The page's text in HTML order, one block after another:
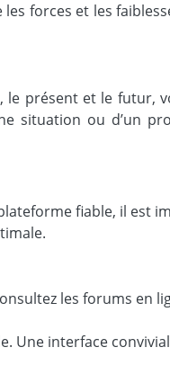
forces et les
présent et le futur,
situation ou d’un
fiable, il est
les forums en
Une interface